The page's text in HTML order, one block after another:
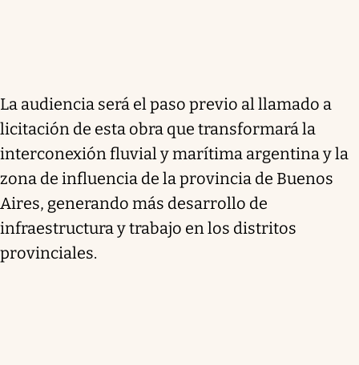
La audiencia será el paso previo al llamado a
licitación de esta obra que transformará la
interconexión fluvial y marítima argentinay la
zona de influencia de la provincia de Buenos
Aires, generando más desarrollo de
infraestructura y trabajo en los distritos
provinciales.